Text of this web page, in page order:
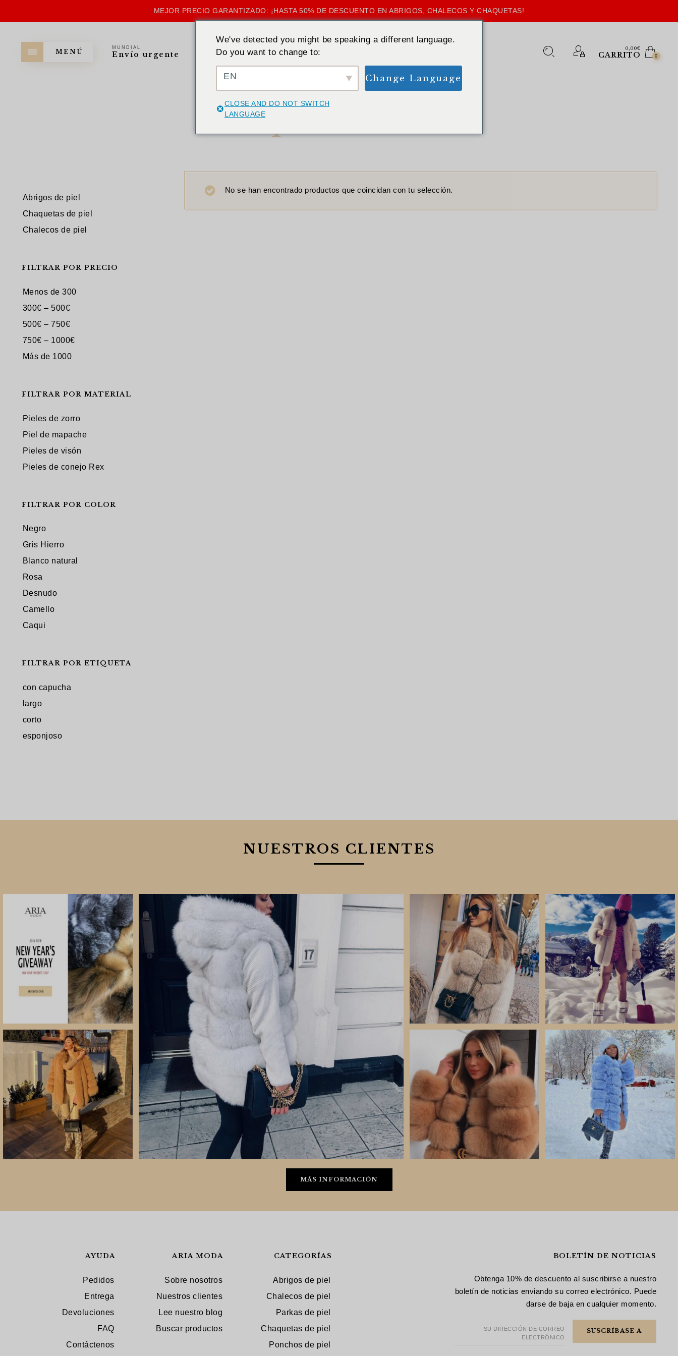
MEJOR PRECIO GARANTIZADO: ¡HASTA 50% DE DESCUENTO EN ABRIGOS, CHALECOS Y CHAQUETAS!
MENÚ
MUNDIAL
Envío urgente
0,00€
CARRITO 0
Vaqueros azules
Abrigos de piel
Chaquetas de piel
Chalecos de piel
FILTRAR POR PRECIO
Menos de 300
300€ – 500€
500€ – 750€
750€ – 1000€
Más de 1000
FILTRAR POR MATERIAL
Pieles de zorro
Piel de mapache
Pieles de visón
Pieles de conejo Rex
FILTRAR POR COLOR
Negro
Gris Hierro
Blanco natural
Rosa
Desnudo
Camello
Caqui
FILTRAR POR ETIQUETA
con capucha
largo
corto
esponjoso
No se han encontrado productos que coincidan con tu selección.
NUESTROS CLIENTES
MÁS INFORMACIÓN
AYUDA
Pedidos
Entrega
Devoluciones
FAQ
Contáctenos
ARIA MODA
Sobre nosotros
Nuestros clientes
Lee nuestro blog
Buscar productos
CATEGORÍAS
Abrigos de piel
Chalecos de piel
Parkas de piel
Chaquetas de piel
Ponchos de piel
BOLETÍN DE NOTICIAS
Obtenga 10% de descuento al suscribirse a nuestro
boletín de noticias enviando su correo electrónico. Puede
darse de baja en cualquier momento.
SU DIRECCIÓN DE CORREO
ELECTRÓNICO
We've detected you might be speaking a different language.
Do you want to change to:
EN Change Language
CLOSE AND DO NOT SWITCH
LANGUAGE